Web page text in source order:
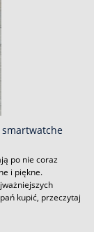
smartwatche
po nie coraz
i piękne.
kupić, przeczytaj